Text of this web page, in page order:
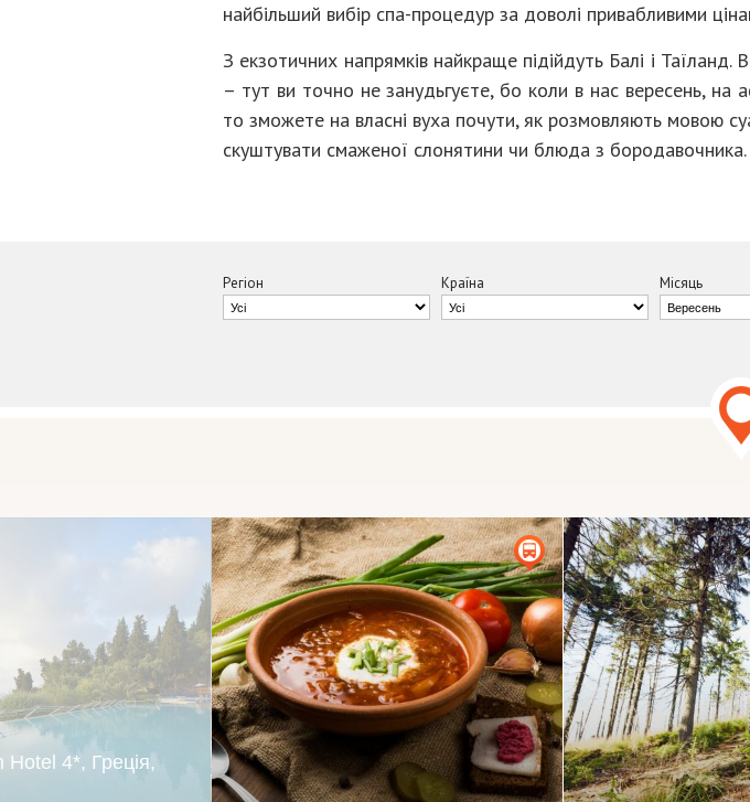
найбільший вибір спа-процедур за доволі привабливими
З екзотичних напрямків найкраще підійдуть Балі і
– тут ви точно не занудьгуєте, бо коли в нас вересень,
то зможете на власні вуха почути, як розмовляють мовою
скуштувати смаженої слонятини чи блюда з бородавочника.
Регіон Країна Місяць
4*, Греція,